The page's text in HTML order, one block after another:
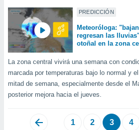
PREDICCIÓN
Meteoróloga:
regresan las
otoñal en la zona
La zona central vivirá una semana con
marcada por temperaturas bajo lo normal y
mitad de semana, especialmente desde el
posterior mejora hacia el jueves.
1 2 3 4